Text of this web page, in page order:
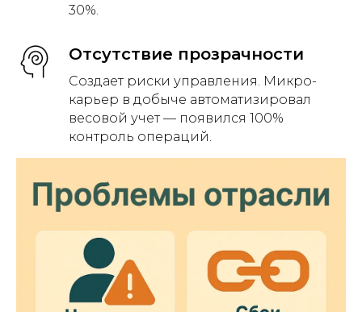
30%.
Отсутствие прозрачности
Создает риски управления. Микро-
карьер в добыче автоматизировал
весовой учет — появился 100%
контроль операций.